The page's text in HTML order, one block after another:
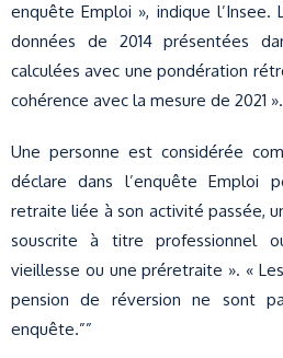
enquête Emploi », indique l’Insee.
données de 2014 présentées
calculées avec une pondération
cohérence avec la mesure de 2021 ».
Une personne est considérée
déclare dans l’enquête Emploi
retraite liée à son activité passée,
souscrite à titre professionnel
vieillesse ou une préretraite ». «
pension de réversion ne sont
enquête.””